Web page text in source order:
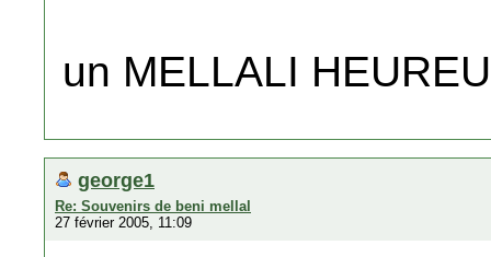
un MELLALI
george1
Re: Souvenirs de beni mellal
27 février 2005, 11:09